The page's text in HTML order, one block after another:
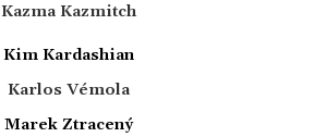
Kazma Kazmitch
Kim Kardashian
Karlos Vémola
Marek Ztracený